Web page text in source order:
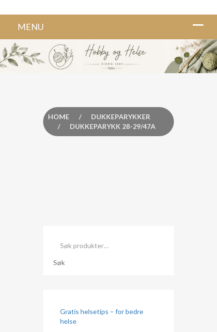
HOME /
DUKKEPARYKKER
/
DUKKEPARYKK 28-29/47A
etter:
Søk
Gratis helsetips – for bedre
helse